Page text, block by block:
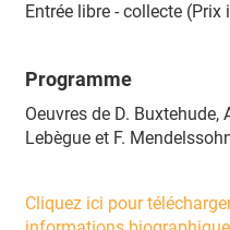
Entrée libre - collecte
Programme
Oeuvres de D. Buxtehude,
Lebègue et F.
Cliquez ici pour